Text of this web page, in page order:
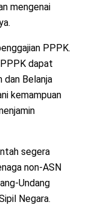
mengenai
PPPK.
dapat
dan Belanja
kemampuan
segera
non-ASN
Undang
Negara.